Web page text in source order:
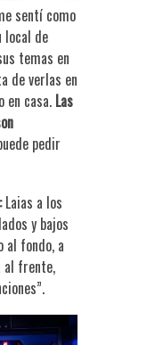
sentí como
local de
temas en
de verlas en
en casa. Las
pedir
Laias a los
y bajos
al fondo, a
al frente,